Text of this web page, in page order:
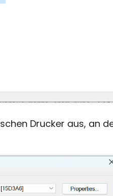
Drucker aus, an